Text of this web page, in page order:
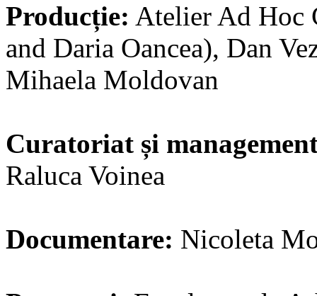
Producție: Atelier Ad Hoc
and Daria Oancea), Dan
Mihaela Moldovan
Curatoriat și
Raluca Voinea
Documentare: Nicoleta